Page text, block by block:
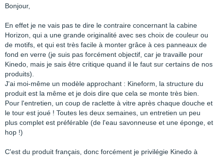
Bonjour,
En effet je ne vais pas te dire le contraire concernant la cabine
Horizon, qui a une grande originalité avec ses choix de couleur ou
de motifs, et qui est très facile à monter grâce à ces panneaux de
fond en verre (je suis pas forcément objectif, car je travaille pour
Kinedo, mais je sais être critique quand il le faut sur certains de nos
produits).
J'ai moi-même un modèle approchant : Kineform, la structure du
produit est la même et je dois dire que cela se monte très bien.
Pour l'entretien, un coup de raclette à vitre après chaque douche et
le tour est joué ! Toutes les deux semaines, un entretien un peu
plus complet est préférable (de l'eau savonneuse et une éponge, et
hop !)
C'est du produit français, donc forcément je privilégie Kinedo à